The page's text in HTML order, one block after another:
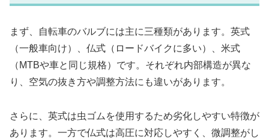
まず、自転車のバルブには主に三種類があります。英式
（一般車向け）、仏式（ロードバイクに多い）、米式
（MTBや車と同じ規格）です。それぞれ内部構造が異な
り、空気の抜き方や調整方法にも違いがあります。
さらに、英式は虫ゴムを使用するため劣化しやすい特徴が
あります。一方で仏式は高圧に対応しやすく、微調整がし